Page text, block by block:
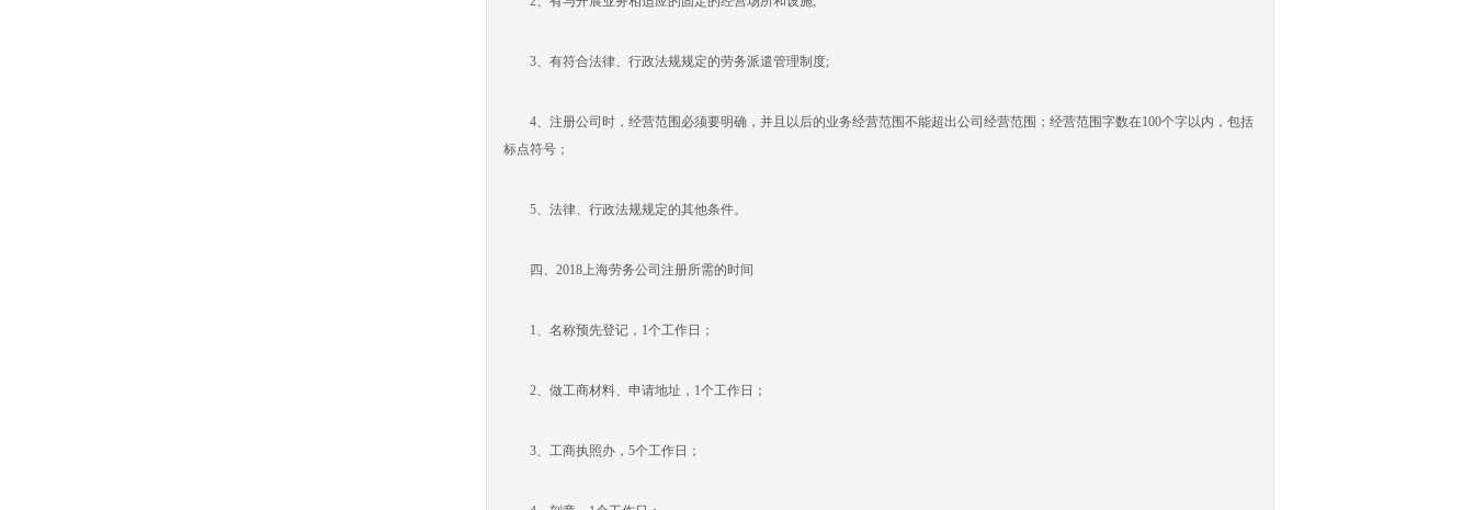
3、有符合法律、行政法规规定的劳务派遣管理制度;
4、注册公司时，经营范围必须要明确，并且以后的业务经营范围不能超出公司经营范围；经营范围字数在100个字以内，包括
标点符号；
5、法律、行政法规规定的其他条件。
四、2018上海劳务公司注册所需的时间
1、名称预先登记，1个工作日；
2、做工商材料、申请地址，1个工作日；
3、工商执照办，5个工作日；